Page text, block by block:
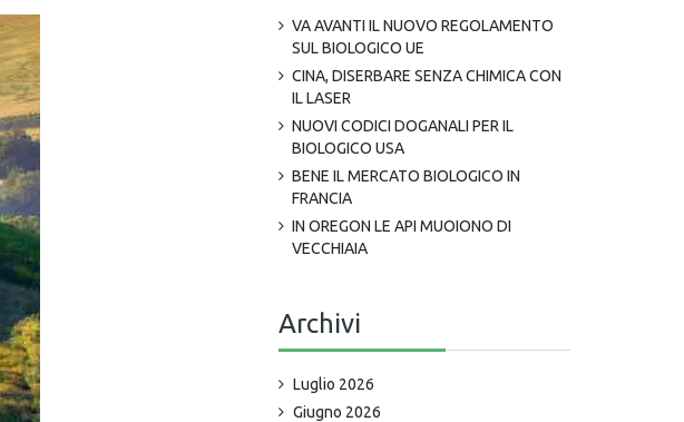
VA AVANTI IL NUOVO REGOLAMENTO
SUL BIOLOGICO UE
CINA, DISERBARE SENZA CHIMICA CON
IL LASER
NUOVI CODICI DOGANALI PER IL
BIOLOGICO USA
BENE IL MERCATO BIOLOGICO IN
FRANCIA
IN OREGON LE API MUOIONO DI
VECCHIAIA
Archivi
Luglio 2026
Giugno 2026